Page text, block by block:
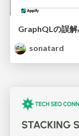
GraphQLの誤
sonatard